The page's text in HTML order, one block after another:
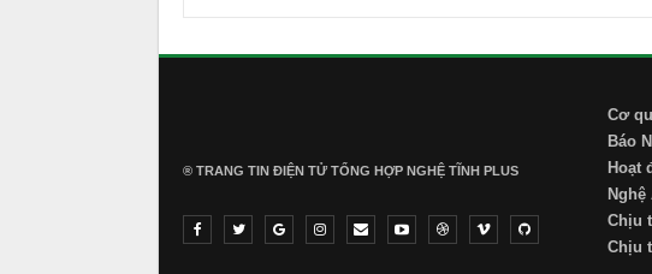
® TRANG TIN ĐIỆN TỬ ТỔNG HỢP NGHỆ TĨNH PLUS
Cơ
Báo
Hoạt
Nghệ
Chịu
Chịu